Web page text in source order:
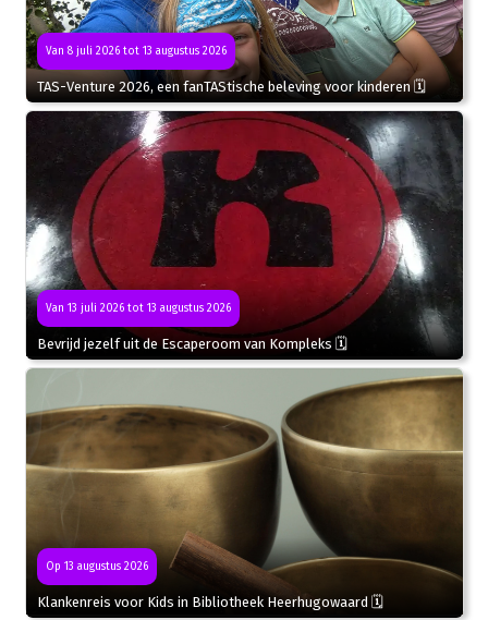
Van 8 juli 2026 tot 13 augustus 2026
TAS-Venture 2026, een fanTAStische beleving voor kinderen 🗓
Van 13 juli 2026 tot 13 augustus 2026
Bevrijd jezelf uit de Escaperoom van Kompleks 🗓
Op 13 augustus 2026
Klankenreis voor Kids in Bibliotheek Heerhugowaard 🗓